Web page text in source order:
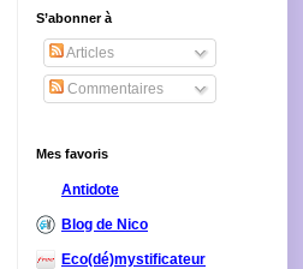
S’abonner à
Articles
Commentaires
Mes favoris
Antidote
Blog de Nico
Eco(dé)mystificateur